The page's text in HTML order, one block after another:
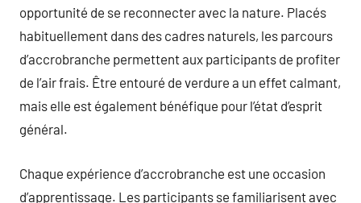
opportunité de se reconnecter avec la nature. Placés
habituellement dans des cadres naturels, les parcours
d’accrobranche permettent aux participants de profiter
de l’air frais. Être entouré de verdure a un effet calmant,
mais elle est également bénéfique pour l’état d’esprit
général.
Chaque expérience d’accrobranche est une occasion
d’apprentissage. Les participants se familiarisent avec